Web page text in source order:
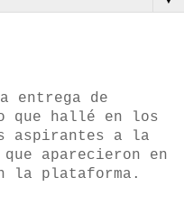
entrega de
que hallé en los
aspirantes a la
aparecieron en
la plataforma.